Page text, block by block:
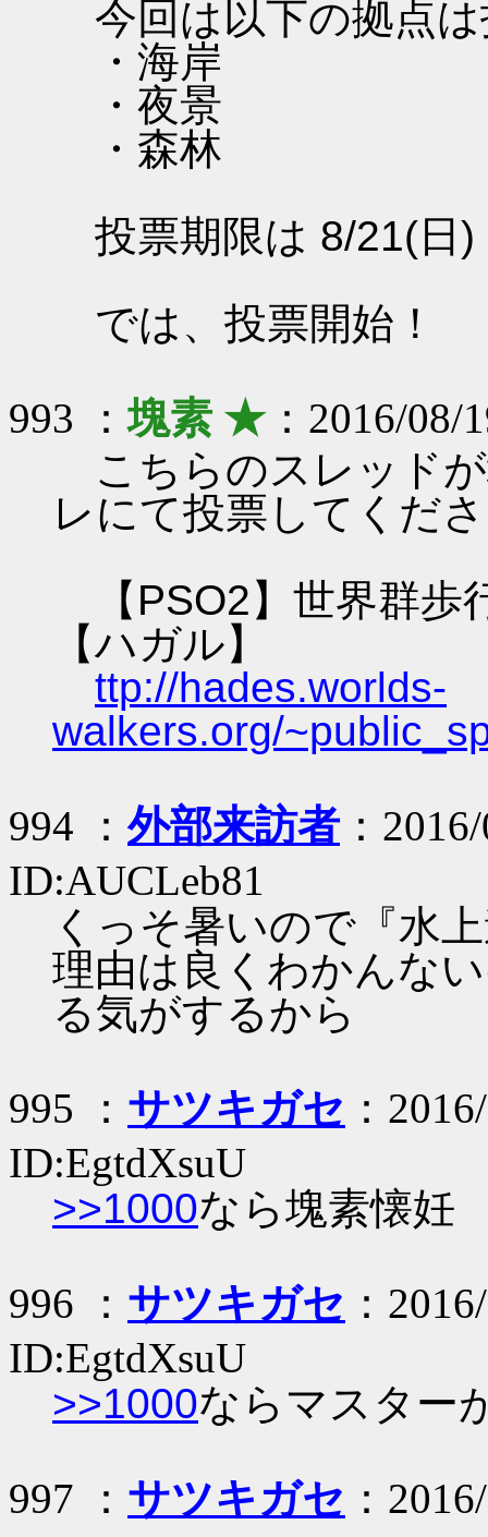
今回は以下の拠点
・海岸
・夜景
・森林
投票期限は 8/21(日)
では、投票開始！
993 ：塊素 ★：2016/08/
こちらのスレッド
レにて投票してくだ
【PSO2】世界群歩
【ハガル】
ttp://hades.worlds-
walkers.org/
994 ：外部来訪者 ：
ID:AUCLeb81
くっそ暑いので『水
理由は良くわかんな
る気がするから
995 ： サツキガセ ：
ID:EgtdXsuU
>>1000なら塊素懐妊
996 ： サツキガセ ：
ID:EgtdXsuU
>>1000ならマスター
997 ： サツキガセ ：